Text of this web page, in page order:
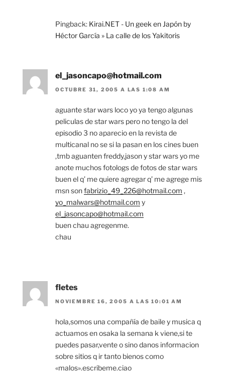
Pingback: Kirai.NET - Un geek en Japón by
Héctor García » La calle de los Yakitoris
el_jasoncapo@hotmail.com
OCTUBRE 31, 2005 A LAS 1:08 AM
aguante star wars loco yo ya tengo algunas
peliculas de star wars pero no tengo la del
episodio 3 no aparecio en la revista de
multicanal no se si la pasan en los cines buen
,tmb aguanten freddy,jason y star wars yo me
anote muchos fotologs de fotos de star wars
buen el q’ me quiere agregar q’ me agrege mis
msn sonfabrizio_49_226@hotmail.com ,
yo_malwars@hotmail.com y
el_jasoncapo@hotmail.com
buen chau agregenme.
chau
fletes
NOVIEMBRE 16, 2005 A LAS 10:01 AM
hola,somos una compañía de baile y musica q
actuamos en osaka la semana k viene,si te
puedes pasar,vente o sino danos informacion
sobre sitios q ir tanto bienos como
«malos».escribeme.ciao